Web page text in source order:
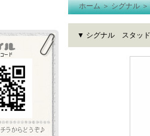
ホーム＞シグナル＞
▼ シグナル スタッ